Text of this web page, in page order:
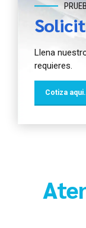
Llena
requieres.
Cotiza